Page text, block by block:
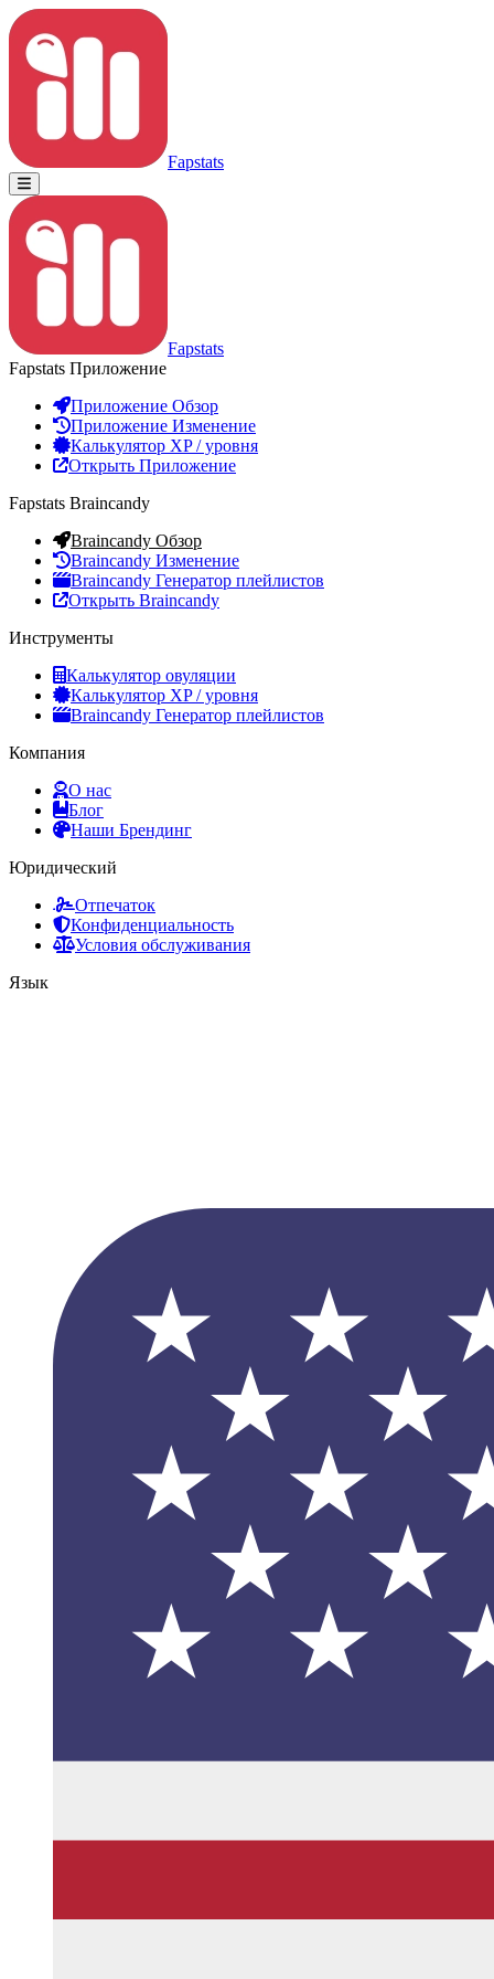
Fapstats
Fapstats
Fapstats Приложение
Приложение Обзор
Приложение Изменение
Калькулятор XP / уровня
Открыть Приложение
Fapstats Braincandy
Braincandy Обзор
Braincandy Изменение
Braincandy Генератор плейлистов
Открыть Braincandy
Инструменты
Калькулятор овуляции
Калькулятор XP / уровня
Braincandy Генератор плейлистов
Компания
О нас
Блог
Наши Брендинг
Юридический
Отпечаток
Конфиден­циальность
Условия обслуживания
Язык